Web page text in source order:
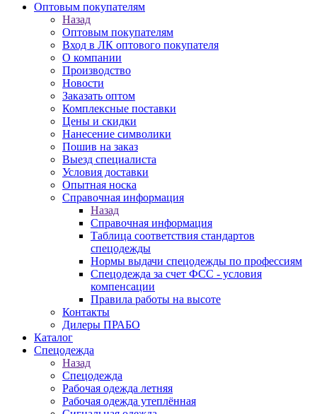
Оптовым покупателям
Назад
Оптовым покупателям
Вход в ЛК оптового покупателя
О компании
Производство
Новости
Заказать оптом
Комплексные поставки
Цены и скидки
Нанесение символики
Пошив на заказ
Выезд специалиста
Условия доставки
Опытная носка
Справочная информация
Назад
Справочная информация
Таблица соответствия стандартов
спецодежды
Нормы выдачи спецодежды по профессиям
Спецодежда за счет ФСС - условия
компенсации
Правила работы на высоте
Контакты
Дилеры ПРАБО
Каталог
Спецодежда
Назад
Спецодежда
Рабочая одежда летняя
Рабочая одежда утеплённая